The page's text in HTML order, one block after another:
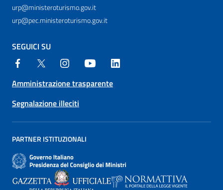
urp@ministeroturismo.gov.it
urp@pec.ministeroturismo.gov.it
SEGUICI SU
Amministrazione trasparente
Segnalazione illeciti
PARTNER ISTITUZIONALI